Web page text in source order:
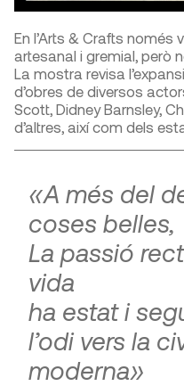
En l’Arts & Crafts només
artesanal i gremial, però
La mostra revisa
d’obres de diversos
Scott, Didney Barnsley,
d’altres, així com dels
«A més del
coses belles,
La passió
vida
ha estat i
l’odi vers la
moderna»